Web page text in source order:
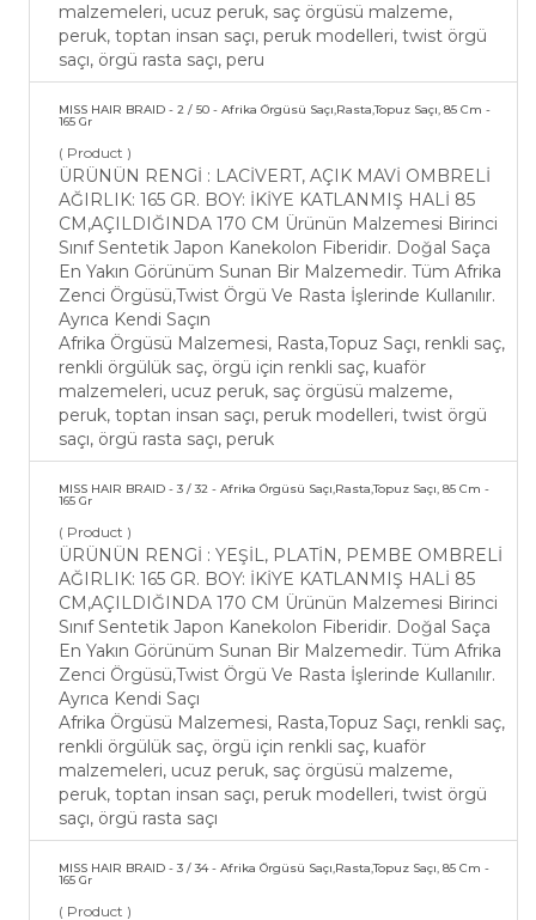
malzemeleri, ucuz peruk, saç örgüsü malzeme,
peruk, toptan insan saçı, peruk modelleri, twist örgü
saçı, örgü rasta saçı, peru
MISS HAIR BRAID - 2 / 50 - Afrika Örgüsü Saçı,Rasta,Topuz Saçı, 85 Cm -
165 Gr
( Product )
ÜRÜNÜN RENGİ : LACİVERT, AÇIK MAVİ OMBRELİ
AĞIRLIK: 165 GR. BOY: İKİYE KATLANMIŞ HALİ 85
CM,AÇILDIĞINDA 170 CM Ürünün Malzemesi Birinci
Sınıf Sentetik Japon Kanekolon Fiberidir. Doğal Saça
En Yakın Görünüm Sunan Bir Malzemedir. Tüm Afrika
Zenci Örgüsü,Twist Örgü Ve Rasta İşlerinde Kullanılır.
Ayrıca Kendi Saçın
Afrika Örgüsü Malzemesi, Rasta,Topuz Saçı, renkli saç,
renkli örgülük saç, örgü için renkli saç, kuaför
malzemeleri, ucuz peruk, saç örgüsü malzeme,
peruk, toptan insan saçı, peruk modelleri, twist örgü
saçı, örgü rasta saçı, peruk
MISS HAIR BRAID - 3 / 32 - Afrika Örgüsü Saçı,Rasta,Topuz Saçı, 85 Cm -
165 Gr
( Product )
ÜRÜNÜN RENGİ : YEŞİL, PLATİN, PEMBE OMBRELİ
AĞIRLIK: 165 GR. BOY: İKİYE KATLANMIŞ HALİ 85
CM,AÇILDIĞINDA 170 CM Ürünün Malzemesi Birinci
Sınıf Sentetik Japon Kanekolon Fiberidir. Doğal Saça
En Yakın Görünüm Sunan Bir Malzemedir. Tüm Afrika
Zenci Örgüsü,Twist Örgü Ve Rasta İşlerinde Kullanılır.
Ayrıca Kendi Saçı
Afrika Örgüsü Malzemesi, Rasta,Topuz Saçı, renkli saç,
renkli örgülük saç, örgü için renkli saç, kuaför
malzemeleri, ucuz peruk, saç örgüsü malzeme,
peruk, toptan insan saçı, peruk modelleri, twist örgü
saçı, örgü rasta saçı
MISS HAIR BRAID - 3 / 34 - Afrika Örgüsü Saçı,Rasta,Topuz Saçı, 85 Cm -
165 Gr
( Product )